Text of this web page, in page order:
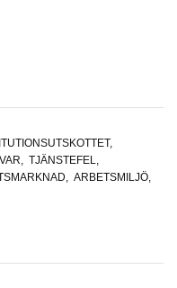
för tjänstefel
höga myndighetschefer
uniformerad yrkens
ansvar, även om
och behöver
,
, TJÄNSTEFEL,
, ARBETSMILJÖ,